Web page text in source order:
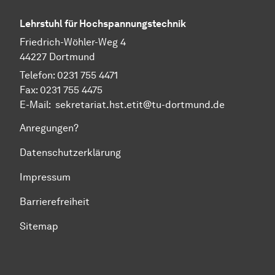
Lehrstuhl für Hochspannungstechnik
Friedrich-Wöhler-Weg 4
44227 Dortmund
Telefon: 0231 755 4471
Fax: 0231 755 4475
E-Mail: sekretariat.hst.etit@tu-dortmund.de
Anregungen?
Datenschutzerklärung
Impressum
Barrierefreiheit
Sitemap